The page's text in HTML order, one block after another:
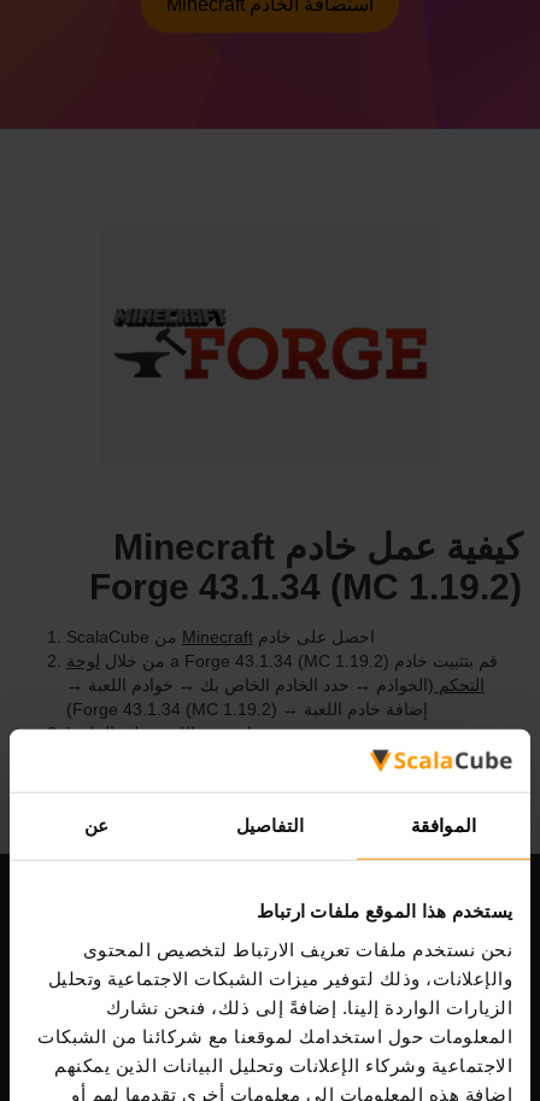
الموافقة التفاصيل عن
يستخدم هذا الموقع ملفات ارتباط
نحن نستخدم ملفات تعريف الارتباط لتخصيص المحتوى
والإعلانات، وذلك لتوفير ميزات الشبكات الاجتماعية وتحليل
الزيارات الواردة إلينا. إضافةً إلى ذلك، فنحن نشارك
المعلومات حول استخدامك لموقعنا مع شركائنا من الشبكات
الاجتماعية وشركاء الإعلانات وتحليل البيانات الذين يمكنهم
إضافة هذه المعلومات إلى معلومات أخرى تقدمها لهم أو
Minecraft استضافة الخادم
كيفية عمل خادم Minecraft
Forge 43.1.34 (MC 1.19.2)
احصل على خادم Minecraft من ScalaCube
قم بتثبيت خادم a Forge 43.1.34 (MC 1.19.2) من خلال
لوحة
التحكم (الخوادم → حدد الخادم الخاص بك → خوادم اللعبة →
إضافة خادم اللعبة → Forge 43.1.34 (MC 1.19.2))
استمتع باللعب على الخادم!
شركتنا
Scalable Hosting Solutions OÜ
رمز التسجيل: 14652605
ضريبة الشراء: EE102133820